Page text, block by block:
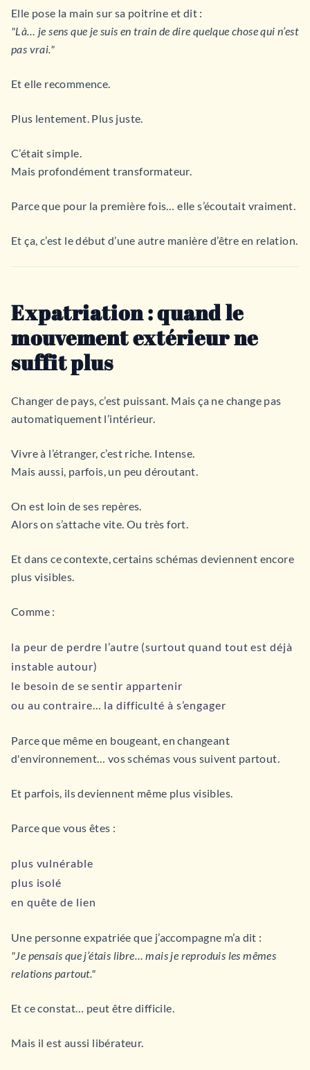
Elle pose la main sur sa poitrine et dit :
"Là… je sens que je suis en train de dire quelque chose qui n’est
pas vrai."
Et elle recommence.
Plus lentement. Plus juste.
C’était simple.
Mais profondément transformateur.
Parce que pour la première fois… elle s’écoutait vraiment.
Et ça, c’est le début d’une autre manière d’être en relation.
Expatriation : quand le
mouvement extérieur ne
suffit plus
Changer de pays, c’est puissant. Mais ça ne change pas
automatiquement l’intérieur.
Vivre à l’étranger, c’est riche. Intense.
Mais aussi, parfois, un peu déroutant.
On est loin de ses repères.
Alors on s’attache vite. Ou très fort.
Et dans ce contexte, certains schémas deviennent encore
plus visibles.
Comme :
la peur de perdre l’autre (surtout quand tout est déjà
instable autour)
le besoin de se sentir appartenir
ou au contraire… la difficulté à s’engager
Parce que même en bougeant, en changeant
d'environnement… vos schémas vous suivent partout.
Et parfois, ils deviennent même plus visibles.
Parce que vous êtes :
plus vulnérable
plus isolé
en quête de lien
Une personne expatriée que j’accompagne m’a dit :
"Je pensais que j’étais libre… mais je reproduis les mêmes
relations partout."
Et ce constat… peut être difficile.
Mais il est aussi libérateur.